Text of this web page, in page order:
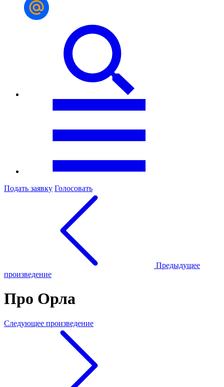
Подать заявку Голосовать
Предыдущее
произведение
Про Орла
Следующее произведение